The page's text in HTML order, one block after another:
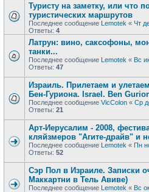
Туристу на заметку, или что
туристических маршрутов
Последнее сообщение Lemotek « Чт
Ответы: 4
Латрун: вино, саксофоны,
танки...
Последнее сообщение Lemotek « Вс
Ответы: 47
Израиль. Прилетаем и
Бен-Гуриона. Israel. Ben
Последнее сообщение VicColon « Ср
Ответы: 21
Арт-Иерусалим - 2008,
кляйзмеров "Агите-драйв" и
Последнее сообщение Lemotek « Пн
Ответы: 52
Сэр Пол в Израиле. Записки
Маккартни в Тель Авиве)
Последнее сообщение Lemotek « Вс